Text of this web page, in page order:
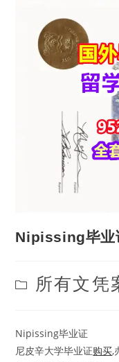
Nipissing毕业
Post
category:
所有文凭
Nipissing毕业证
尼皮辛大学毕业证购买,